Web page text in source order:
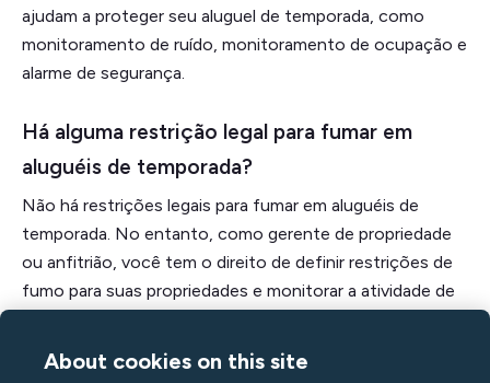
ajudam a proteger seu aluguel de temporada, como
monitoramento de ruído, monitoramento de ocupação e
alarme de segurança.
Há alguma restrição legal para fumar em
aluguéis de temporada?
Não há restrições legais para fumar em aluguéis de
temporada. No entanto, como gerente de propriedade
ou anfitrião, você tem o direito de definir restrições de
fumo para suas propriedades e monitorar a atividade de
Dessa forma, você pode provar quando os hóspedes
About cookies on this site